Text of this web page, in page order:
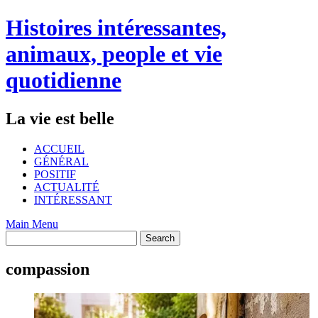
Skip
to
content
Histoires intéressantes,
animaux, people et vie
quotidienne
La vie est belle
ACCUEIL
GÉNÉRAL
POSITIF
ACTUALITÉ
INTÉRESSANT
Main Menu
compassion